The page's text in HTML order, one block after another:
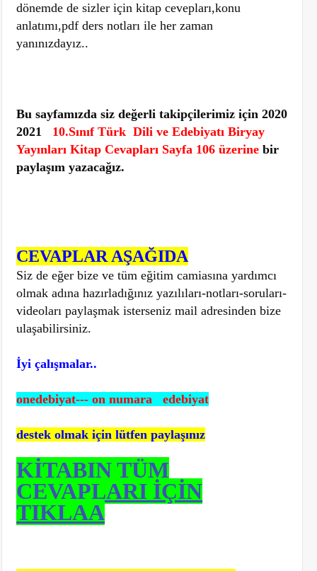
dönemde de sizler için kitap cevepları,konu
anlatımı,pdf ders notları ile her zaman
yanınızdayız..
Bu sayfamızda siz değerli takipçilerimiz için 2020
2021
10.Sınıf Türk Dili ve Edebiyatı Biryay
Yayınları Kitap Cevapları Sayfa 106 üzerine bir
paylaşım yazacağız.
CEVAPLAR AŞAĞIDA
Siz de eğer bize ve tüm eğitim camiasına yardımcı
olmak adına hazırladığınız yazılıları-notları-soruları-
videoları paylaşmak isterseniz mail adresinden bize
ulaşabilirsiniz.
İyi çalışmalar..
onedebiyat--- on numara edebiyat
destek olmak için lütfen paylaşınız
KİTABIN TÜM
CEVAPLARI İÇİN
TIKLAA